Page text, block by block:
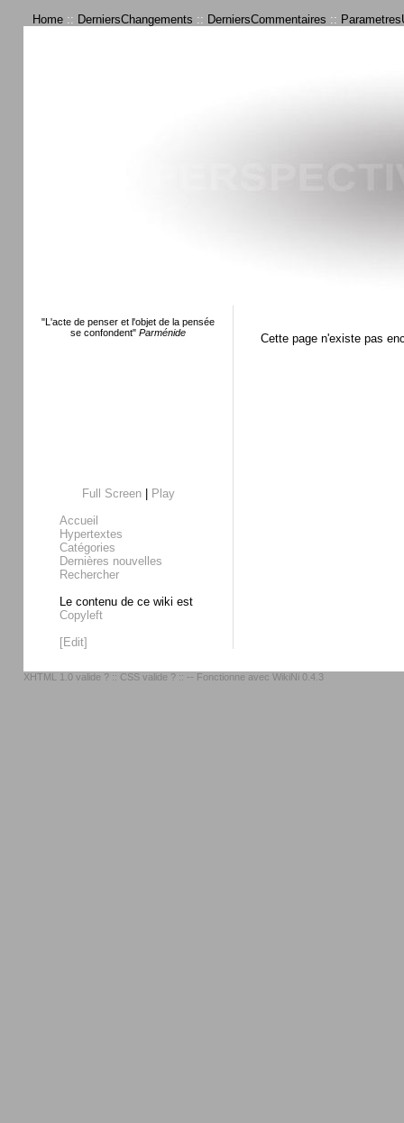
Home :: DerniersChangements :: DerniersCommentaires ::
"L'acte de penser et l'objet de la pensée
se confondent" Parménide
Full Screen|
Play
Accueil
Hypertextes
Catégories
Dernières nouvelles
Rechercher
Le contenu de ce wiki est
Copyleft
[Edit]
Cette page n'existe pas
XHTML 1.0 valide ? :: CSS valide ? :: -- Fonctionne avec WikiNi 0.4.3